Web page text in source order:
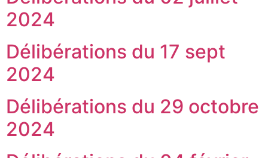
2024
Délibérations du 17 sept
2024
Délibérations du 29 octobre
2024